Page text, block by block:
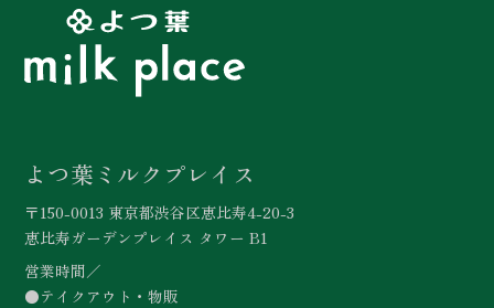
よつ葉ミルクプレイス
〒150-0013 東京都渋谷区恵比寿4-20-3
恵比寿ガーデンプレイス タワー B1
営業時間／
●テイクアウト・物販